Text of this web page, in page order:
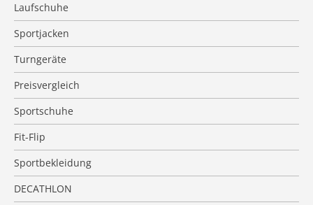
Laufschuhe
Sportjacken
Turngeräte
Preisvergleich
Sportschuhe
Fit-Flip
Sportbekleidung
DECATHLON